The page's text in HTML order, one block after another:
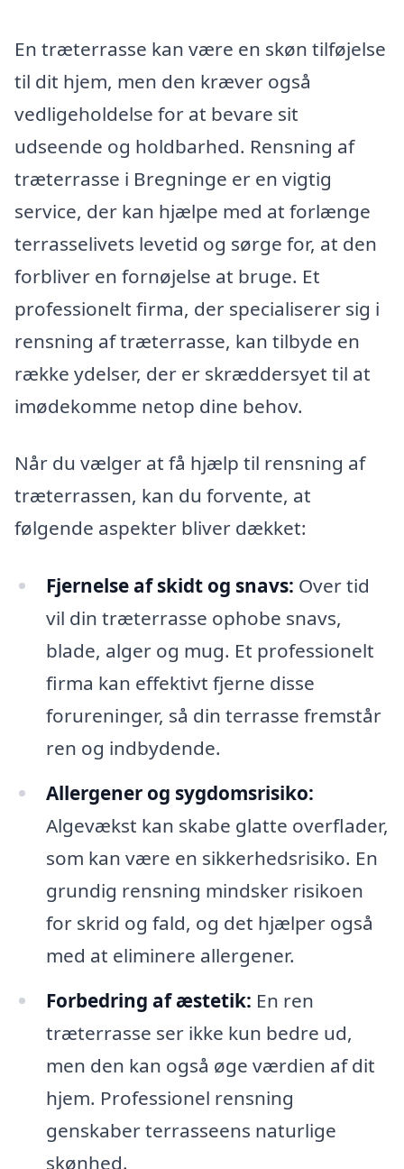
En træterrasse kan være en skøn tilføjelse
til dit hjem, men den kræver også
vedligeholdelse for at bevare sit
udseende og holdbarhed. Rensning af
træterrasse i Bregninge er en vigtig
service, der kan hjælpe med at forlænge
terrasselivets levetid og sørge for, at den
forbliver en fornøjelse at bruge. Et
professionelt firma, der specialiserer sig i
rensning af træterrasse, kan tilbyde en
række ydelser, der er skræddersyet til at
imødekomme netop dine behov.
Når du vælger at få hjælp til rensning af
træterrassen, kan du forvente, at
følgende aspekter bliver dækket:
Fjernelse af skidt og snavs: Over tid
vil din træterrasse ophobe snavs,
blade, alger og mug. Et professionelt
firma kan effektivt fjerne disse
forureninger, så din terrasse fremstår
ren og indbydende.
Allergener og sygdomsrisiko:
Algevækst kan skabe glatte overflader,
som kan være en sikkerhedsrisiko. En
grundig rensning mindsker risikoen
for skrid og fald, og det hjælper også
med at eliminere allergener.
Forbedring af æstetik: En ren
træterrasse ser ikke kun bedre ud,
men den kan også øge værdien af dit
hjem. Professionel rensning
genskaber terrasseens naturlige
skønhed.